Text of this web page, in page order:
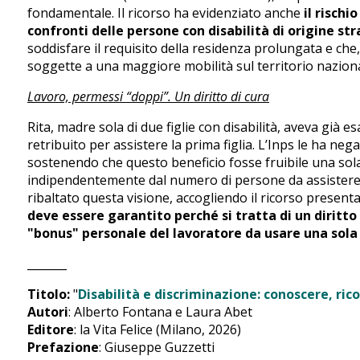
fondamentale. Il ricorso ha evidenziato anche il
confronti delle persone con disabilità di origine
soddisfare il requisito della residenza prolungata e
soggette a una maggiore mobilità sul territorio
Lavoro, permessi “doppi”. Un diritto di cura
Rita, madre sola di due figlie con disabilità, aveva già
retribuito per assistere la prima figlia. L’Inps le ha
sostenendo che questo beneficio fosse fruibile una
indipendentemente dal numero di persone da
ribaltato questa visione, accogliendo il ricorso
deve essere garantito perché si tratta di un
"bonus" personale del lavoratore da usare una
Titolo:"Disabilità e discriminazione: conoscere,
Autori: Alberto Fontana e Laura Abet
Editore: la Vita Felice (Milano, 2026)
Prefazione: Giuseppe Guzzetti